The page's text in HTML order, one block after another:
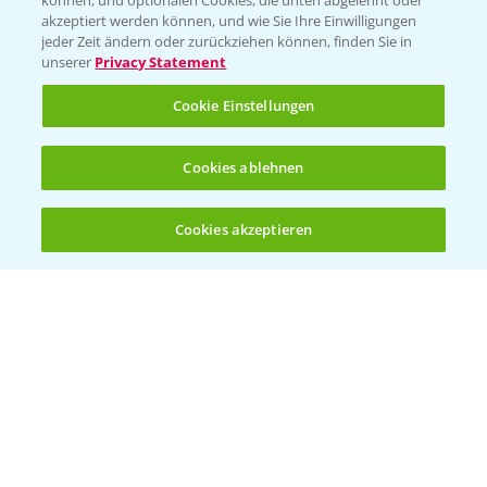
(noch 4)
T.+49 (0)174 346 564 1
KONTAKT
Hilfe in Notfällen
+49 (0)214/30-20220
akzeptiert werden können, und wie Sie Ihre Einwilligungen
jeder Zeit ändern oder zurückziehen können, finden Sie in
unserer Privacy Statement
Cookie Einstellungen
Cookies ablehnen
Cookies akzeptieren